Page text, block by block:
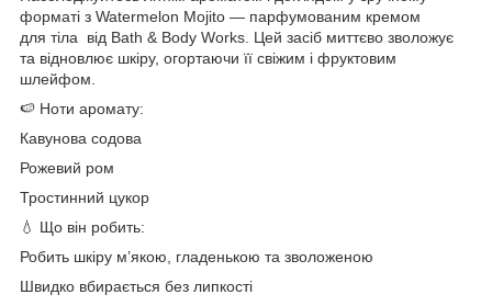
форматі з Watermelon Mojito — парфумованим кремом
для тіла від Bath & Body Works. Цей засіб миттєво зволожує
та відновлює шкіру, огортаючи її свіжим і фруктовим
шлейфом.
🍉 Ноти аромату:
Кавунова содова
Рожевий ром
Тростинний цукор
💧 Що він робить:
Робить шкіру м’якою, гладенькою та зволоженою
Швидко вбирається без липкості